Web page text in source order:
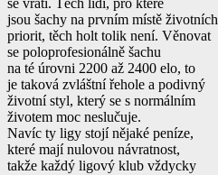
jsou šachy na prvním místě životních
priorit, těch holt tolik není. Věnovat
se poloprofesionálně šachu
na té úrovni 2200 až 2400 elo, to
je taková zvláštní řehole a podivný
životní styl, který se s normálním
životem moc neslučuje.
Navíc ty ligy stojí nějaké peníze,
které mají nulovou návratnost,
takže každý ligový klub vždycky